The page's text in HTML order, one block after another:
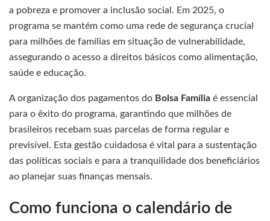
a pobreza e promover a inclusão social. Em 2025, o
programa se mantém como uma rede de segurança crucial
para milhões de famílias em situação de vulnerabilidade,
assegurando o acesso a direitos básicos como alimentação,
saúde e educação.
A organização dos pagamentos do Bolsa Família é essencial
para o êxito do programa, garantindo que milhões de
brasileiros recebam suas parcelas de forma regular e
previsível. Esta gestão cuidadosa é vital para a sustentação
das políticas sociais e para a tranquilidade dos beneficiários
ao planejar suas finanças mensais.
Como funciona o calendário de